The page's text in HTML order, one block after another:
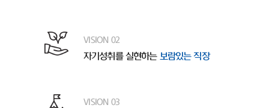
VISION 02
자기성취를 실현하는 보람있는 직장
VISION 03